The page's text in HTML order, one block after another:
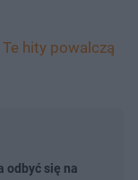
hity powalczą
odbyć się na